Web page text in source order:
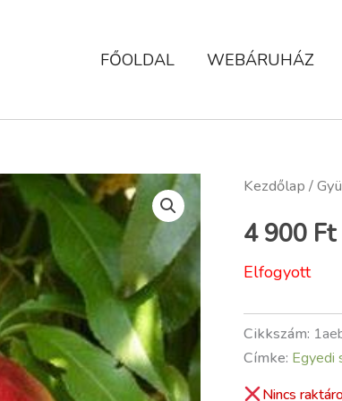
FŐOLDAL WEBÁRUHÁZ
Kezdőlap /
4 900 Ft
Elfogyott
Cikkszám:
Címke: Egyedi
Nincs